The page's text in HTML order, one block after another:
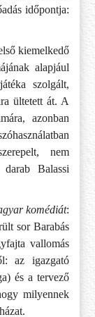
időpontja:
kiemelkedő
alapjául
szolgált,
ültetett át. A
azonban
nem
Balassi
komédiát:
sor Barabás
vallomás
az igazgató
és a tervező
milyennek